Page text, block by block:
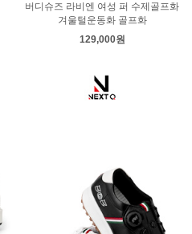
버디슈즈 라비엔 여성 퍼 수제골프화
겨울털운동화 골프화
129,000원